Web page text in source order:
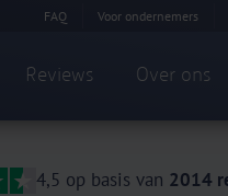
FAQ Voor ondernemers
Reviews Over ons
4,5 op basis van 2014